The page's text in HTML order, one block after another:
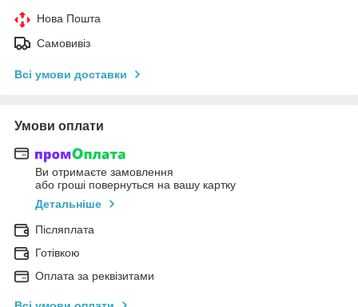
Нова Пошта
Самовивіз
Всі умови доставки
Умови оплати
Ви отримаєте замовлення
або гроші повернуться на вашу картку
Детальніше
Післяплата
Готівкою
Оплата за реквізитами